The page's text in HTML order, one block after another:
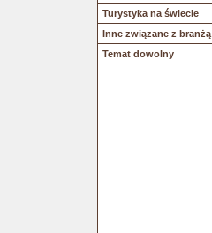
Turystyka na świecie
Inne związane z branżą
Temat dowolny